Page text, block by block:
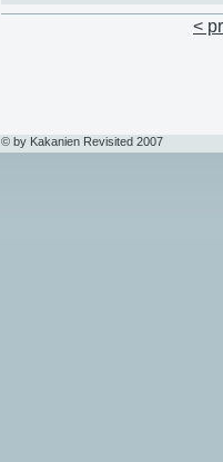
<
© by Kakanien Revisited 2007